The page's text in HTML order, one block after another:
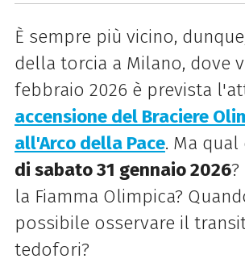
È sempre più vicino,
della torcia a Milano, dove
febbraio 2026 è prevista
accensione del Braciere
all'Arco della Pace. Ma qual
di sabato 31 gennaio 2026?
la Fiamma Olimpica?
possibile osservare il
tedofori?